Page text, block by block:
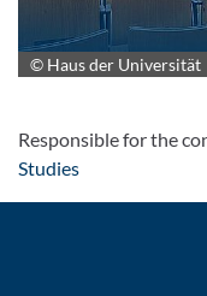
© Haus der Universität
Responsible for the
Studies